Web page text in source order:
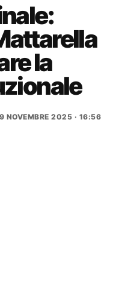
la
NOVEMBRE 2025 · 16:56